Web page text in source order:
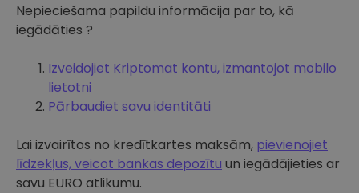
Nepieciešama papildu informācija par to, kā
iegādāties ?
Izveidojiet Kriptomat kontu, izmantojot mobilo
lietotni
Pārbaudiet savu identitāti
Lai izvairītos no kredītkartes maksām, pievienojiet
līdzekļus, veicot bankas depozītu un iegādājieties ar
savu EURO atlikumu.